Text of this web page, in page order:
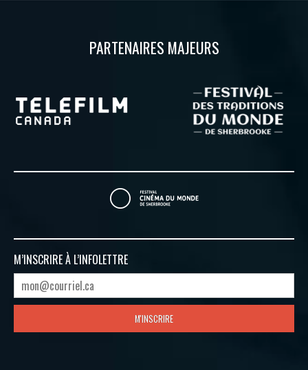
PARTENAIRES MAJEURS
M’INSCRIRE À L’INFOLETTRE
M'INSCRIRE